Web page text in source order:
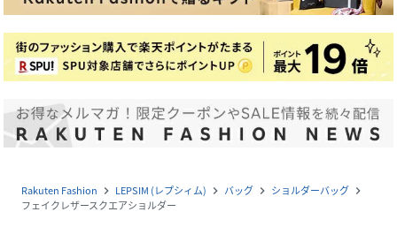
Rakuten Fashion navigate_next LEPSIM (レプシィム) navigate_next バッグ navigate_next ショルダーバッグ navigate_next
フェイクレザースクエアショルダー